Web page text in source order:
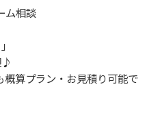
ム相談
♪
算プラン・お見積り可能で